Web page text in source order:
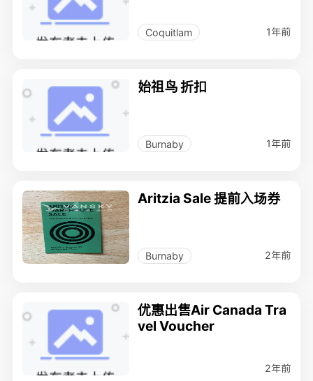
Coquitlam 1年前
始祖鸟 折扣
Burnaby 1年前
Aritzia Sale 提前入场券
Burnaby 2年前
优惠出售Air Canada Tra
vel Voucher
2年前